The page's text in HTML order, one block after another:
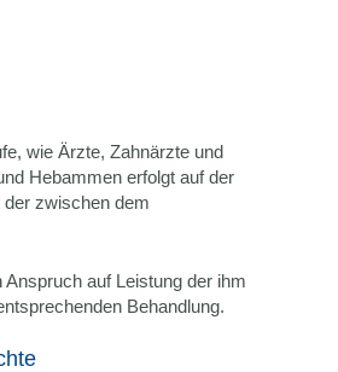
wie Ärzte, Zahnärzte und
Hebammen erfolgt auf der
zwischen dem
auf Leistung der ihm
Behandlung.